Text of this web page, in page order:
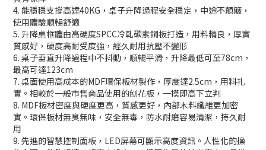
4. 能穩穩支撐高達40KG，桌子升降過程安全穩定，中途不顛簸，
使用體驗順暢舒適
5. 升降桌框體由高硬度SPCC冷軋碳素鋼板打造，用料精良，厚實
質感好，硬度高耐受度強，經久耐用抗壓不變形
6. 桌子垂直升降過程中不抖動，順暢平滑，升降最低可至78cm，
最高可達123cm
7. 桌面使用高成本的MDF環保板材製作，厚度達2.5cm，用料扎
實。相較於一般市售商品使用的刨花板，一摸即高下立判
8. MDF板材密度與硬度更高，質感更好，內部木料纖維更加密
實。環保板材無臭無味，安全無毒，防水耐磨容易清潔，持久耐
用
9. 先進的智慧控制面板，LED屏幕可顯示高度資訊。人性化的操